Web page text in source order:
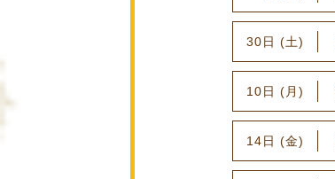
30日 (土)
10日 (月)
14日 (金)